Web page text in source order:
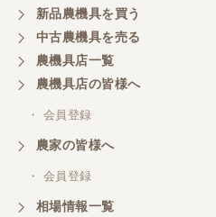
新品農機具を買う
中古農機具を売る
農機具店一覧
農機具店の皆様へ
・ 会員登録
農家の皆様へ
・ 会員登録
相場情報一覧